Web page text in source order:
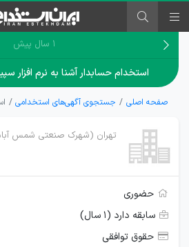
۱ سال پیش
استخدام حسابدار آشنا به نرم افزار
صفحه اصلی جستجوی آگهی‌های استخدامی
تهران (شهرک صنعتی شمس
حضوری
سابقه دارد (۱ سال)
حقوق توافقی